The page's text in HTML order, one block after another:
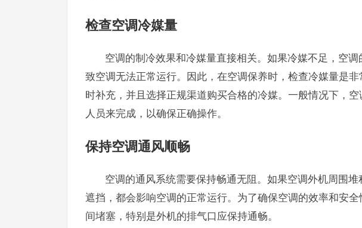
检查空调冷媒量
空调的制冷效果和冷媒量直接相关。如果冷媒不足，空
致空调无法正常运行。因此，在空调保养时，检查冷媒量是
时补充，并且选择正规渠道购买合格的冷媒。一般情况下，
人员来完成，以确保正确操作。
保持空调通风顺畅
空调的通风系统需要保持畅通无阻。如果空调外机周围
遮挡，都会影响空调的正常运行。为了确保空调的效率和安
间堵塞，特别是外机的排气口应保持通畅。